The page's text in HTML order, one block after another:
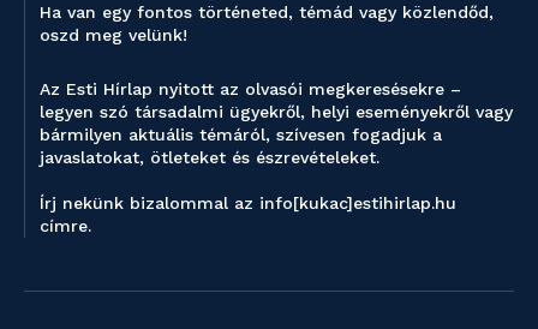
Ha van egy fontos történeted, témád vagy közlendőd,
oszd meg velünk!
Az Esti Hírlap nyitott az olvasói megkeresésekre –
legyen szó társadalmi ügyekről, helyi eseményekről vagy
bármilyen aktuális témáról, szívesen fogadjuk a
javaslatokat, ötleteket és észrevételeket.
Írj nekünk bizalommal az info[kukac]estihirlap.hu
címre.